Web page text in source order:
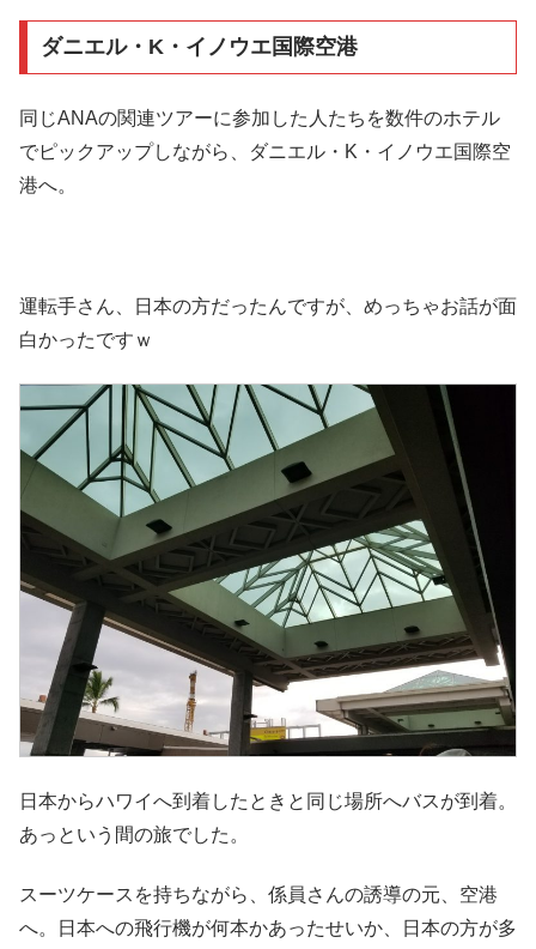
ダニエル・K・イノウエ国際空港
同じANAの関連ツアーに参加した人たちを数件のホテル
でピックアップしながら、ダニエル・K・イノウエ国際空
港へ。
運転手さん、日本の方だったんですが、めっちゃお話が面
白かったですｗ
日本からハワイへ到着したときと同じ場所へバスが到着。
あっという間の旅でした。
スーツケースを持ちながら、係員さんの誘導の元、空港
へ。日本への飛行機が何本かあったせいか、日本の方が多